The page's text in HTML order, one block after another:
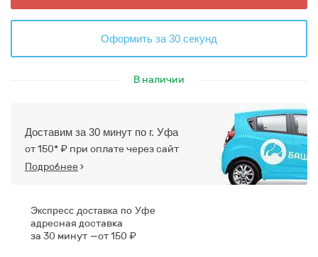
Оформить за 30 секунд
В наличии
Доставим за 30 минут по г. Уфа
от 150* ₽ при оплате через сайт
Подробнее ›
Экспресс доставка по Уфе
адресная доставка
за 30 минут
от 150 ₽